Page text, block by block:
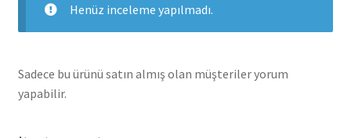
Henüz inceleme yapılmadı.
Sadece bu ürünü satın almış olan müşteriler yorum
yapabilir.